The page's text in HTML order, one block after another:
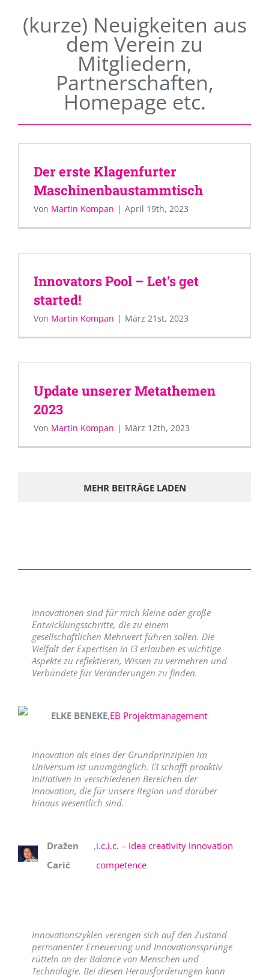
(kurze) Neuigkeiten aus
dem Verein zu
Mitgliedern,
Partnerschaften,
Homepage etc.
Der erste Klagenfurter
Maschinenbaustammtisch
Von Martin Kompan | April 19th, 2023
Innovators Pool – Let’s get
started!
Von Martin Kompan | März 21st, 2023
Update unserer Metathemen
2023
Von Martin Kompan | März 12th, 2023
MEHR BEITRÄGE LADEN
Innovationen sind für mich kleine oder große
Entwicklungsschritte, die zu einem
gesellschaftlichen Mehrwert führen sollen. Die
Vielfalt der Expertisen in I3 erlauben es wichtige
Aspekte zu reflektieren, Wissen zu vermehren und
Verbündete für Veränderungen zu finden.
ELKE BENEKE,EB Projektmanagement
Innovation als eines der Grundprinzipien im
Universum ist unumgänglich. I3 schafft proaktiv
Initiativen in verschiedenen Bereichen der
Innovation, die für unsere Region und darüber
hinaus wesentlich sind.
Dražen
Carić
,i.c.i.c. – idea creativity innovation
competence
Innovationszyklen verengen sich auf den Zustand
permanenter Erneuerung und Innovationssprünge
rütteln an der Balance von Menschen und
Technologie. Bei diesen Herausforderungen kann